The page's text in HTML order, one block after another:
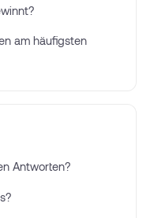
am häufigsten
Antworten?